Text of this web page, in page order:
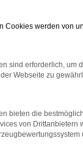
Suche nach
sind. Als Ihr
seit über 30
Auswahl an
als auch Design
nicht nur
Cookies werden von
sind erforderlich, um
Webseite zu
bieten die
von Drittanbietern